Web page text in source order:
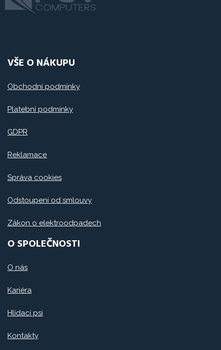
VŠE O NÁKUPU
Obchodní podmínky
Platební podmínky
GDPR
Reklamace
Správa cookies
Odstoupení od smlouvy
Zákon o elektroodpadech
O SPOLEČNOSTI
O nás
Kariéra
Hlídací psi
Kontakty